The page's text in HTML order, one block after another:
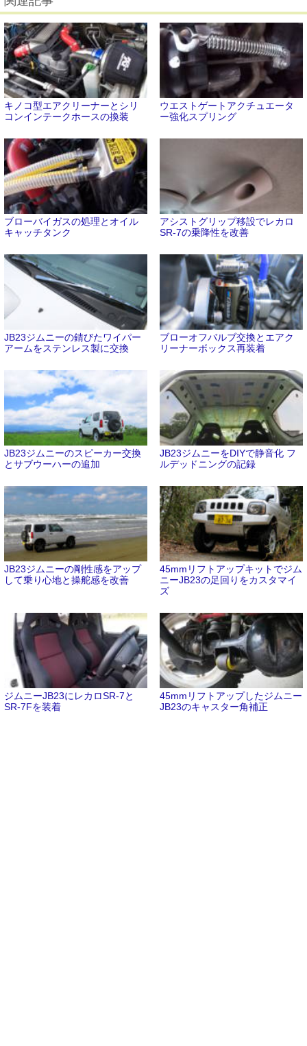
キノコ型エアクリーナーとシリ
コンインテークホースの換装
ウエストゲートアクチュエータ
ー強化スプリング
ブローバイガスの処理とオイル
キャッチタンク
アシストグリップ移設でレカロ
SR-7の乗降性を改善
JB23ジムニーの錆びたワイパー
アームをステンレス製に交換
ブローオフバルブ交換とエアク
リーナーボックス再装着
JB23ジムニーのスピーカー交換
とサブウーハーの追加
JB23ジムニーをDIYで静音化 フ
ルデッドニングの記録
JB23ジムニーの剛性感をアップ
して乗り心地と操舵感を改善
45mmリフトアップキットでジム
ニーJB23の足回りをカスタマイ
ズ
ジムニーJB23にレカロSR-7と
SR-7Fを装着
45mmリフトアップしたジムニー
JB23のキャスター角補正